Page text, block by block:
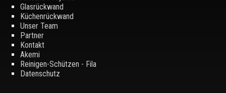
Glasrückwand
Küchenrückwand
Unser Team
Partner
Kontakt
Akemi
Reinigen-Schützen - Fila
Datenschutz